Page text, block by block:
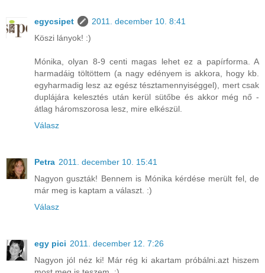
egycsipet
2011. december 10. 8:41
Köszi lányok! :)
Mónika, olyan 8-9 centi magas lehet ez a papírforma. A
harmadáig töltöttem (a nagy edényem is akkora, hogy kb.
egyharmadig lesz az egész tésztamennyiséggel), mert csak
duplájára kelesztés után kerül sütőbe és akkor még nő -
átlag háromszorosa lesz, mire elkészül.
Válasz
Petra 2011. december 10. 15:41
Nagyon guszták! Bennem is Mónika kérdése merült fel, de
már meg is kaptam a választ. :)
Válasz
egy pici 2011. december 12. 7:26
Nagyon jól néz ki! Már rég ki akartam próbálni.azt hiszem